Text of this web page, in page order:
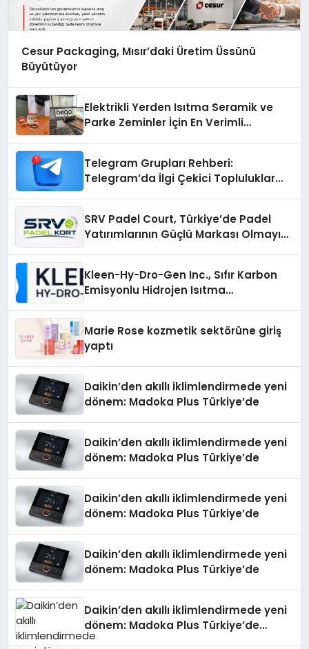
Cesur Packaging, Mısır’daki Üretim Üssünü
Büyütüyor
Elektrikli Yerden Isıtma Seramik ve
Parke Zeminler İçin En Verimli
Telegram Grupları Rehberi:
Telegram’da İlgi Çekici Topluluklar
SRV Padel Court, Türkiye’de Padel
Yatırımlarının Güçlü Markası Olmayı
Kleen-Hy-Dro-Gen Inc., Sıfır Karbon
Emisyonlu Hidrojen Isıtma
Marie Rose kozmetik sektörüne giriş
yaptı
Daikin’den akıllı iklimlendirmede yeni
dönem: Madoka Plus Türkiye’de
Daikin’den akıllı iklimlendirmede yeni
dönem: Madoka Plus Türkiye’de
Daikin’den akıllı iklimlendirmede yeni
dönem: Madoka Plus Türkiye’de
Daikin’den akıllı iklimlendirmede yeni
dönem: Madoka Plus Türkiye’de
Daikin’den akıllı iklimlendirmede yeni
dönem: Madoka Plus Türkiye’de
Daikin’in kullanıcı dostu tasarımıyla